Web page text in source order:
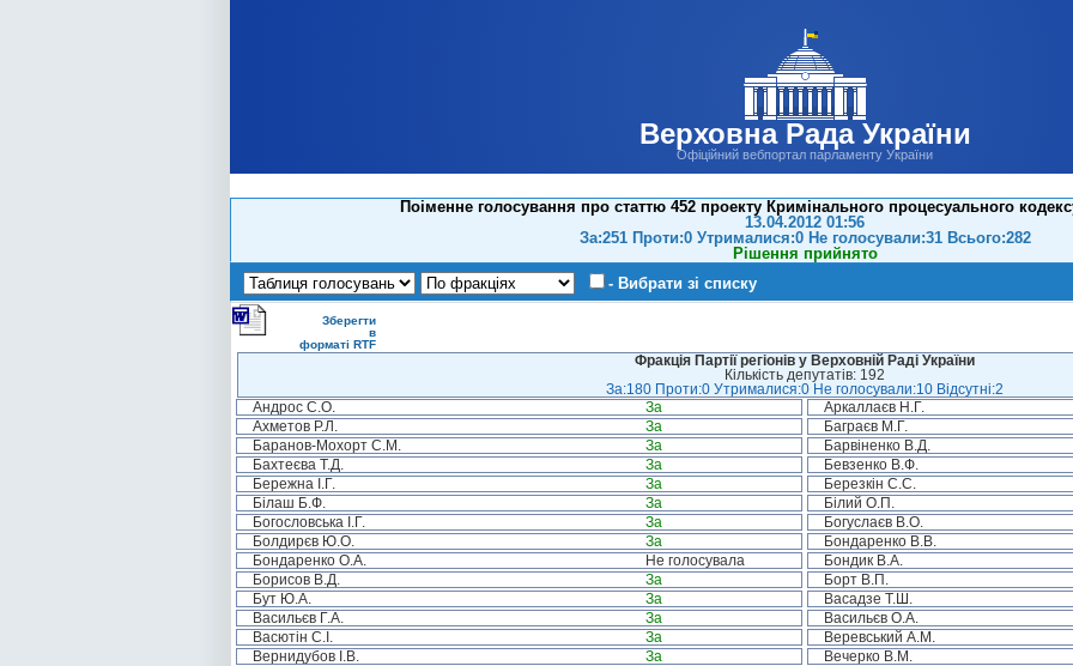
Верховна Рада України
Офіційний вебпортал парламенту України
Поіменне голосування про статтю 452 проекту Кримінального процесуального
13.04.2012 01:56
За:251 Проти:0 Утрималися:0 Не голосували:31 Всього:282
Рішення прийнято
- Вибрати зі списку
Зберегти
в
форматі RTF
Фракція Партії регіонів у Верховній Раді України
Кількість депутатів: 192
За:180 Проти:0 Утрималися:0 Не голосували:10 Відсутні:2
Андрос С.О.
За Аркаллаєв Н.Г.
Ахметов Р.Л.
За Баграєв М.Г.
Баранов-Мохорт С.М.
За Барвіненко В.Д.
Бахтеєва Т.Д.
За Бевзенко В.Ф.
Бережна І.Г.
За Березкін С.С.
Білаш Б.Ф.
За Білий О.П.
Богословська І.Г.
За Богуслаєв В.О.
Болдирєв Ю.О.
За Бондаренко В.В.
Бондаренко О.А.
Не голосувала Бондик В.А.
Борисов В.Д.
За Борт В.П.
Бут Ю.А.
За Васадзе Т.Ш.
Васильєв Г.А.
За Васильєв О.А.
Васютін С.І.
За Веревський А.М.
Вернидубов І.В.
За Вечерко В.М.